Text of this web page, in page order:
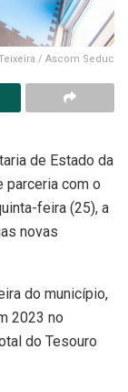
/ Ascom Seduc
de Estado da
parceria com o
feira (25), a
novas
do município,
2023 no
do Tesouro